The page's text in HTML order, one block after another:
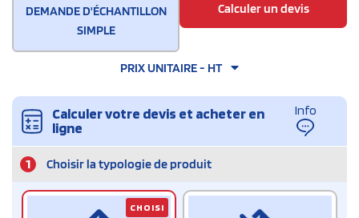
DEMANDE D'ÉCHANTILLON
SIMPLE
Calculer un devis
PRIX UNITAIRE - HT
Calculer votre devis et acheter en
ligne
Info
1 Choisir la typologie de produit
CHOISI